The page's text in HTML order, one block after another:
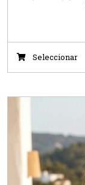
Seleccionar